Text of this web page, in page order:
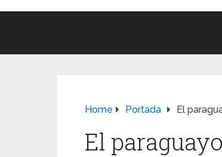
Home Portada El
El